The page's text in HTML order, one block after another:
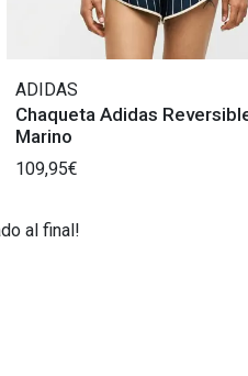
ADIDAS
Chaqueta Adidas Reversible
Marino
109,95€
al final!